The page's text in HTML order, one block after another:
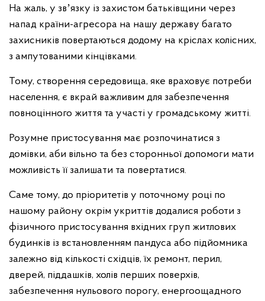
На жаль, у звʼязку із захистом батьківщини через
напад країни-агресора на нашу державу багато
захисників повертаються додому на кріслах колісних,
з ампутованими кінцівками.
Тому, створення середовища, яке враховує потреби
населення, є вкрай важливим для забезпечення
повноцінного життя та участі у громадському житті.
Розумне пристосування має розпочинатися з
домівки, аби вільно та без сторонньої допомоги мати
можливість її залишати та повертатися.
Саме тому, до пріоритетів у поточному році по
нашому району окрім укриттів додалися роботи з
фізичного пристосування вхідних груп житлових
будинків із встановленням пандуса або підйомника
залежно від кількості східців, їх ремонт, перил,
дверей, піддашків, холів перших поверхів,
забезпечення нульового порогу, енергоощадного